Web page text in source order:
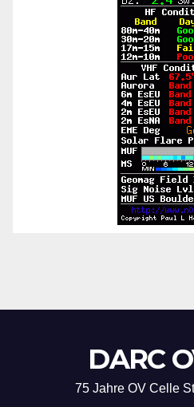
DARC
75 Jahre OV Celle